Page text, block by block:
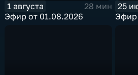
1 августа
28 мин
Эфир от 01.08.2026
25
Эфир